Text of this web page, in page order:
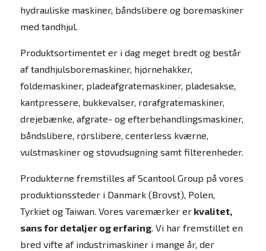
hydrauliske maskiner, båndslibere og boremaskiner
med tandhjul.
Produktsortimentet er i dag meget bredt og består
af tandhjulsboremaskiner, hjørnehakker,
foldemaskiner, pladeafgratemaskiner, pladesakse,
kantpressere, bukkevalser, rørafgratemaskiner,
drejebænke, afgrate- og efterbehandlingsmaskiner,
båndslibere, rørslibere, centerless kværne,
vulstmaskiner og støvudsugning samt filterenheder.
Produkterne fremstilles af Scantool Group på vores
produktionssteder i Danmark (Brovst), Polen,
Tyrkiet og Taiwan. Vores varemærker erkvalitet,
sans for detaljer og erfaring. Vi har fremstillet en
bred vifte af industrimaskiner i mange år, der